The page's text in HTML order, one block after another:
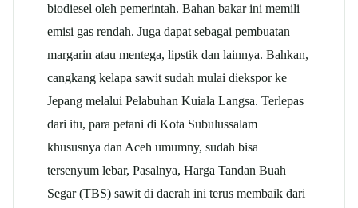
biodiesel oleh pemerintah. Bahan bakar ini memili
emisi gas rendah. Juga dapat sebagai pembuatan
margarin atau mentega, lipstik dan lainnya. Bahkan,
cangkang kelapa sawit sudah mulai diekspor ke
Jepang melalui Pelabuhan Kuiala Langsa. Terlepas
dari itu, para petani di Kota Subulussalam
khususnya dan Aceh umumny, sudah bisa
tersenyum lebar, Pasalnya, Harga Tandan Buah
Segar (TBS) sawit di daerah ini terus membaik dari